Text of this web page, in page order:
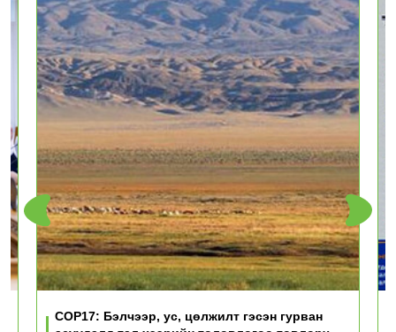
COP17: Бэлчээр, ус, цөлжилт гэсэн гурван